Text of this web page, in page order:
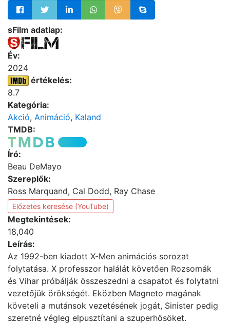
sFilm adatlap:
Év:
2024
értékelés:
8.7
Kategória:
Akció, Animáció, Kaland
TMDB:
Író:
Beau DeMayo
Szereplők:
Ross Marquand, Cal Dodd, Ray Chase
Előzetes keresése (YouTube)
Megtekintések:
18,040
Leírás:
Az 1992-ben kiadott X-Men animációs sorozat
folytatása. X professzor halálát követően Rozsomák
és Vihar próbálják összeszedni a csapatot és folytatni
vezetőjük örökségét. Eközben Magneto magának
követeli a mutánsok vezetésének jogát, Sinister pedig
szeretné végleg elpusztítani a szuperhősöket.